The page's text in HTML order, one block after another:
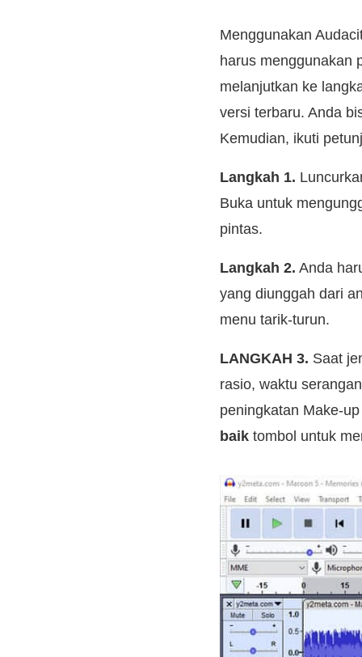
Menggunakan
harus menggunakan
melanjutkan ke
versi terbaru. Anda
Kemudian, ikuti
Langkah 1.
Buka untuk
pintas.
Langkah 2. Anda
yang diunggah dari
menu tarik-turun.
LANGKAH 3. Saat
rasio, waktu
peningkatan Make-
baik tombol untuk